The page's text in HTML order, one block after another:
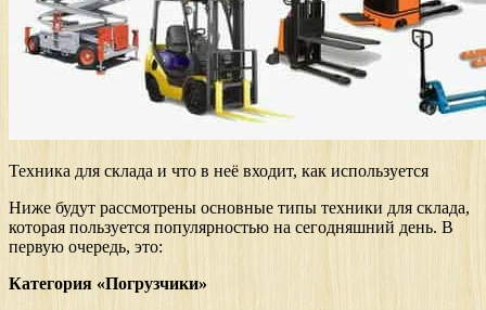
Техника для склада и что в неё входит, как используется
Ниже будут рассмотрены основные типы техники для склада,
которая пользуется популярностью на сегодняшний день. В
первую очередь, это:
Категория «Погрузчики»